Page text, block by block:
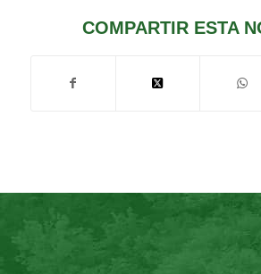
COMPARTIR ESTA